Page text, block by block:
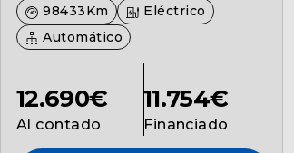
98433Km
Eléctrico
Automático
12.690€
Al contado
11.754€
Financiado